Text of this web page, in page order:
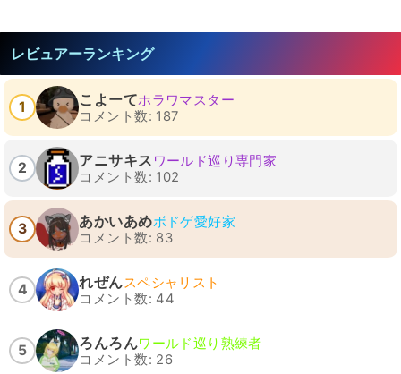
レビュアーランキング
1 こよーてホラワマスター
コメント数: 187
2 アニサキス ワールド巡り専門家
コメント数: 102
3 あかいあめボドゲ愛好家
コメント数: 83
4 れぜんスペシャリスト
コメント数: 44
5 ろんろんワールド巡り熟練者
コメント数: 26